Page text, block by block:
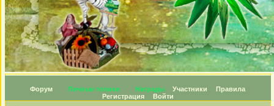
Форум Личные топики Награды Участники
Правила
Регистрация
Войти